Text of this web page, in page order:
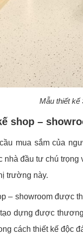
Mẫu thiết kế
shop –
mua sắm của
đầu tư chú
trường này.
– showroom được
dựng được
cách thiết kế độc